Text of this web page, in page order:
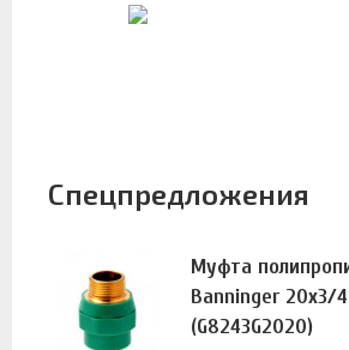
Спецпредложения
Муфта
Banninger 20х3/
(G8243G2020)